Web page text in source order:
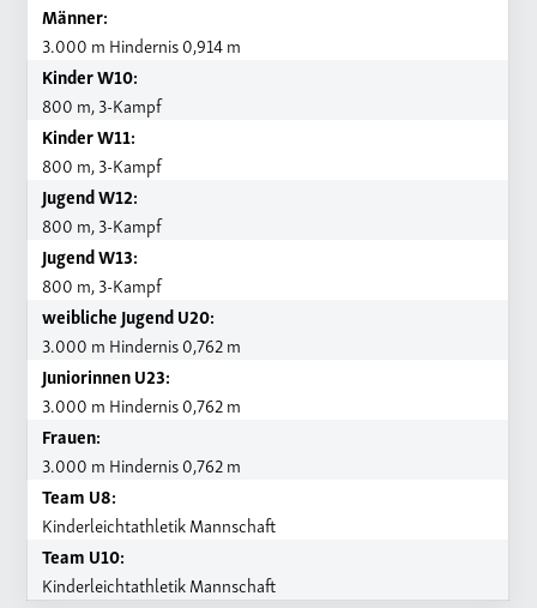
Männer:
3.000 m Hindernis 0,914 m
Kinder W10:
800 m, 3-Kampf
Kinder W11:
800 m, 3-Kampf
Jugend W12:
800 m, 3-Kampf
Jugend W13:
800 m, 3-Kampf
weibliche Jugend U20:
3.000 m Hindernis 0,762 m
Juniorinnen U23:
3.000 m Hindernis 0,762 m
Frauen:
3.000 m Hindernis 0,762 m
Team U8:
Kinderleichtathletik Mannschaft
Team U10:
Kinderleichtathletik Mannschaft